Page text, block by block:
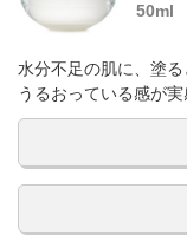
50ml
水分不足の肌に、塗る
うるおっている感が実